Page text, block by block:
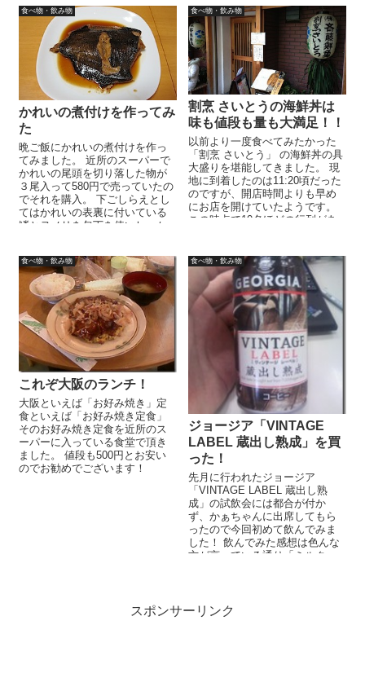
食べ物・飲み物
かれいの煮付けを作ってみ
た
晩ご飯にかれいの煮付けを作っ
てみました。 近所のスーパーで
かれいの尾頭を切り落した物が
３尾入って580円で売っていたの
でそれを購入。 下ごしらえとし
てはかれいの表裏に付いている
鱗とヌメリを包丁を使いしっか
食べ物・飲み物
割烹 さいとうの海鮮丼は
味も値段も量も大満足！！
以前より一度食べてみたかった
「割烹 さいとう」 の海鮮丼の具
大盛りを堪能してきました。 現
地に到着したのは11:20頃だった
のですが、開店時間よりも早め
にお店を開けていたようです。
この時点で10名ほどの行列があ
食べ物・飲み物
これぞ大阪のランチ！
大阪といえば「お好み焼き」定
食といえば「お好み焼き定食」
そのお好み焼き定食を近所のス
ーパーに入っている食堂で頂き
ました。 値段も500円とお安い
のでお勧めでございます！
食べ物・飲み物
ジョージア「VINTAGE
LABEL 蔵出し熟成」を買
った！
先月に行われたジョージア
「VINTAGE LABEL 蔵出し熟
成」の試飲会には都合が付か
ず、かぁちゃんに出席してもら
ったので今回初めて飲んでみま
した！ 飲んでみた感想は色んな
方が言っている通り「ミルク
スポンサーリンク